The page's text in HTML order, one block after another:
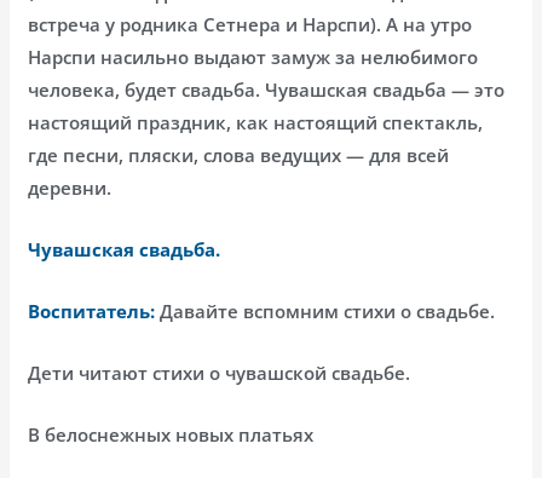
встреча у родника Сетнера и Нарспи). А на утро
Нарспи насильно выдают замуж за нелюбимого
человека, будет свадьба. Чувашская свадьба — это
настоящий праздник, как настоящий спектакль,
где песни, пляски, слова ведущих — для всей
деревни.
Чувашская свадьба.
Воспитатель:Давайте вспомним стихи о свадьбе.
Дети читают стихи о чувашской свадьбе.
В белоснежных новых платьях